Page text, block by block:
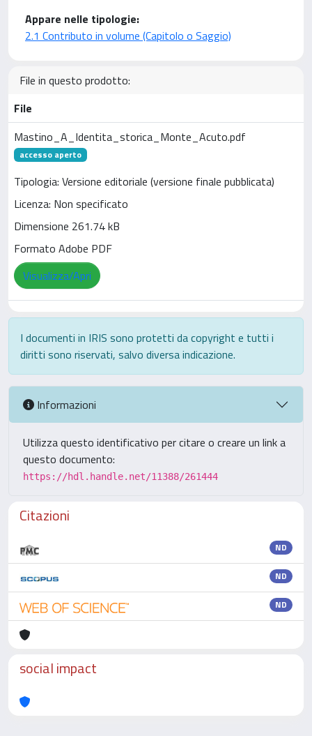
Appare nelle tipologie:
2.1 Contributo in volume (Capitolo o Saggio)
File in questo prodotto:
File
Mastino_A_Identita_storica_Monte_Acuto.pdf
accesso aperto
Tipologia: Versione editoriale (versione finale pubblicata)
Licenza: Non specificato
Dimensione 261.74 kB
Formato Adobe PDF
Visualizza/Apri
I documenti in IRIS sono protetti da copyright e tutti i
diritti sono riservati, salvo diversa indicazione.
Informazioni
Utilizza questo identificativo per citare o creare un link a
questo documento:
https://hdl.handle.net/11388/261444
Citazioni
ND
ND
ND
social impact